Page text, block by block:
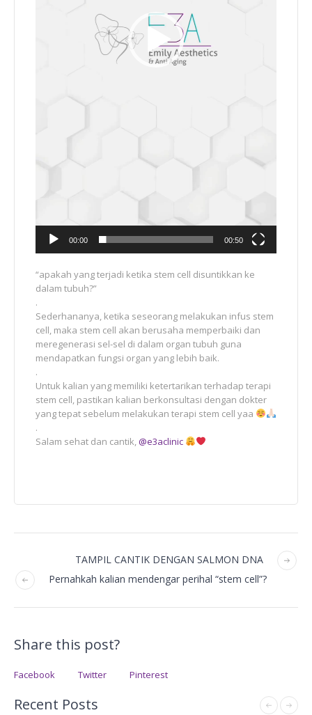
00:00 00:50
“apakah yang terjadi ketika stem cell disuntikkan ke
dalam tubuh?”
.
Sederhananya, ketika seseorang melakukan infus stem
cell, maka stem cell akan berusaha memperbaiki dan
meregenerasi sel-sel di dalam organ tubuh guna
mendapatkan fungsi organ yang lebih baik.
.
Untuk kalian yang memiliki ketertarikan terhadap terapi
stem cell, pastikan kalian berkonsultasi dengan dokter
yang tepat sebelum melakukan terapi stem cell yaa
.
Salam sehat dan cantik,@e3aclinic
TAMPIL CANTIK DENGAN SALMON DNA
Pernahkah kalian mendengar perihal “stem cell”?
Share this post?
Facebook Twitter Pinterest
Recent Posts